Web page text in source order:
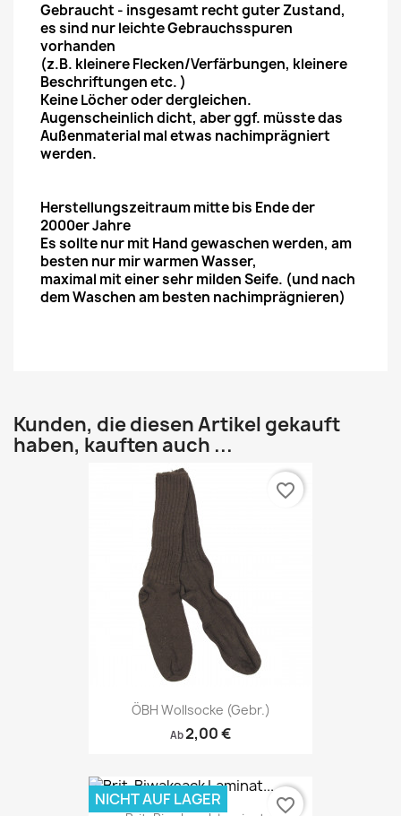
Gebraucht - insgesamt recht guter Zustand,
es sind nur leichte Gebrauchsspuren
vorhanden
(z.B. kleinere Flecken/Verfärbungen, kleinere
Beschriftungen etc. )
Keine Löcher oder dergleichen.
Augenscheinlich dicht, aber ggf. müsste das
Außenmaterial mal etwas nachimprägniert
werden.
Herstellungszeitraum mitte bis Ende der
2000er Jahre
Es sollte nur mit Hand gewaschen werden, am
besten nur mir warmen Wasser,
maximal mit einer sehr milden Seife. (und nach
dem Waschen am besten nachimprägnieren)
Kunden, die diesen Artikel gekauft
haben, kauften auch ...
ÖBH Wollsocke (gebr.)
Ab2,00 €
favorite_border
NICHT AUF LAGER favorite_border